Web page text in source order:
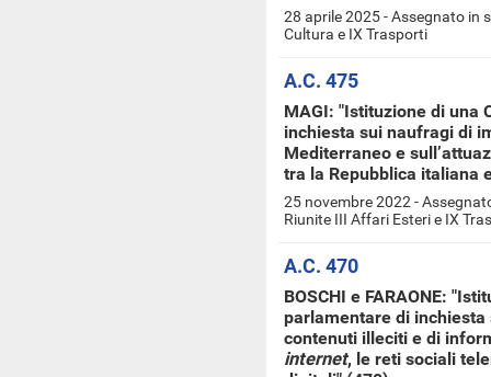
28 aprile 2025 - Assegnato in
Cultura e IX Trasporti
A.C. 475
MAGI: "Istituzione di una
inchiesta sui naufragi di
Mediterraneo e
tra la Repubblica italiana
25 novembre 2022 -
Riunite III Affari Esteri e IX
A.C. 470
BOSCHI e FARAONE:
parlamentare di
contenuti illeciti e di
internet, le reti sociali